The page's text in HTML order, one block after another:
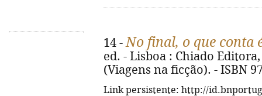
14 -No final, o que conta
ed. - Lisboa : Chiado
(Viagens na ficção). - ISBN
Link persistente: http://